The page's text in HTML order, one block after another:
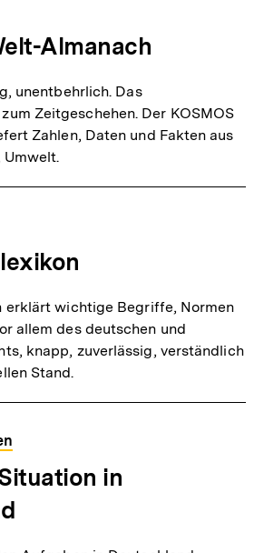
Almanach
unentbehrlich. Das
Zeitgeschehen. Der KOSMOS
Zahlen, Daten und Fakten aus
erklärt wichtige Begriffe, Normen
allem des deutschen und
knapp, zuverlässig, verständlich
Stand.
in